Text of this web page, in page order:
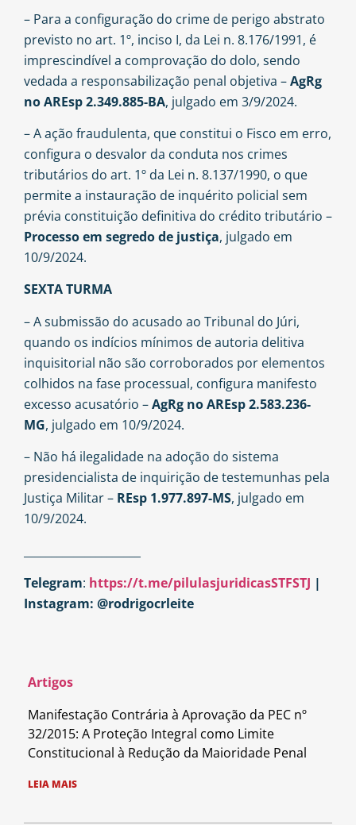
– Para a configuração do crime de perigo abstrato
previsto no art. 1º, inciso I, da Lei n. 8.176/1991, é
imprescindível a comprovação do dolo, sendo
vedada a responsabilização penal objetiva –AgRg
no AREsp 2.349.885-BA, julgado em 3/9/2024.
– A ação fraudulenta, que constitui o Fisco em erro,
configura o desvalor da conduta nos crimes
tributários do art. 1º da Lei n. 8.137/1990, o que
permite a instauração de inquérito policial sem
prévia constituição definitiva do crédito tributário –
Processo em segredo de justiça, julgado em
10/9/2024.
SEXTA TURMA
– A submissão do acusado ao Tribunal do Júri,
quando os indícios mínimos de autoria delitiva
inquisitorial não são corroborados por elementos
colhidos na fase processual, configura manifesto
excesso acusatório –AgRg no AREsp 2.583.236-
MG, julgado em 10/9/2024.
– Não há ilegalidade na adoção do sistema
presidencialista de inquirição de testemunhas pela
Justiça Militar – REsp 1.977.897-MS, julgado em
10/9/2024.
Telegram: https://t.me/pilulasjuridicasSTFSTJ |
Instagram: @rodrigocrleite
Artigos
Manifestação Contrária à Aprovação da PEC nº
32/2015: A Proteção Integral como Limite
Constitucional à Redução da Maioridade Penal
LEIA MAIS